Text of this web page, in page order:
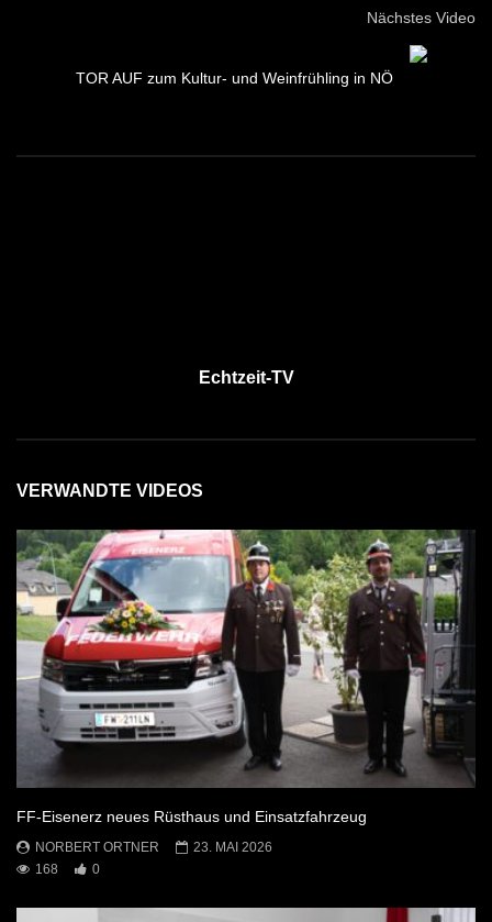
Nächstes Video
TOR AUF zum Kultur- und Weinfrühling in NÖ
Echtzeit-TV
VERWANDTE VIDEOS
FF-Eisenerz neues Rüsthaus und Einsatzfahrzeug
NORBERT ORTNER
23. MAI 2026
168
0